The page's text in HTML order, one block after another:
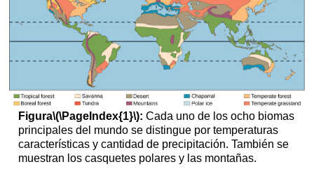
Figura\(\PageIndex{1}\): Cada uno de los ocho biomas
principales del mundo se distingue por temperaturas
características y cantidad de precipitación. También se
muestran los casquetes polares y las montañas.